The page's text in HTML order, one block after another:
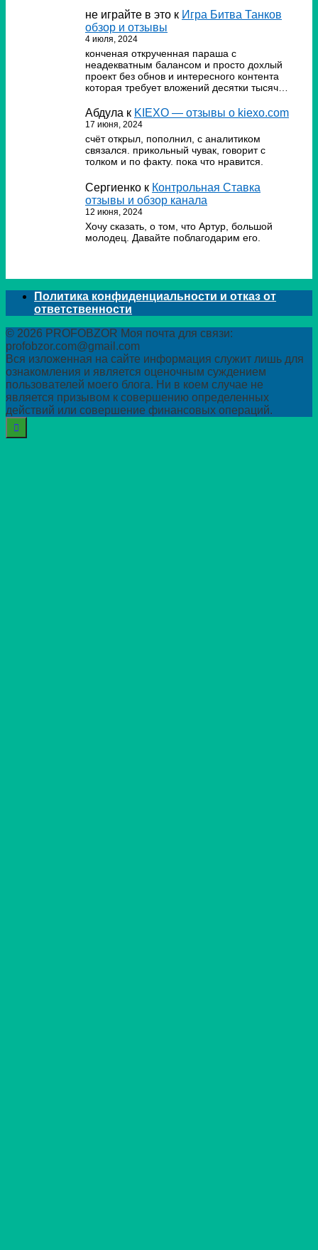
не играйте в это к Игра Битва Танков
обзор и отзывы
4 июля, 2024
конченая открученная параша с
неадекватным балансом и просто дохлый
проект без обнов и интересного контента
которая требует вложений десятки тысяч…
Абдула к KIEXO — отзывы о kiexo.com
17 июня, 2024
счёт открыл, пополнил, с аналитиком
связался. прикольный чувак, говорит с
толком и по факту. пока что нравится.
Сергиенко к Контрольная Ставка
отзывы и обзор канала
12 июня, 2024
Хочу сказать, о том, что Артур, большой
молодец. Давайте поблагодарим его.
Политика конфиденциальности и отказ от
ответственности
© 2026 PROFOBZOR Моя почта для связи:
profobzor.com@gmail.com
Вся изложенная на сайте информация служит лишь для
ознакомления и является оценочным суждением
пользователей моего блога. Ни в коем случае не
является призывом к совершению определенных
действий или совершение финансовых операций.